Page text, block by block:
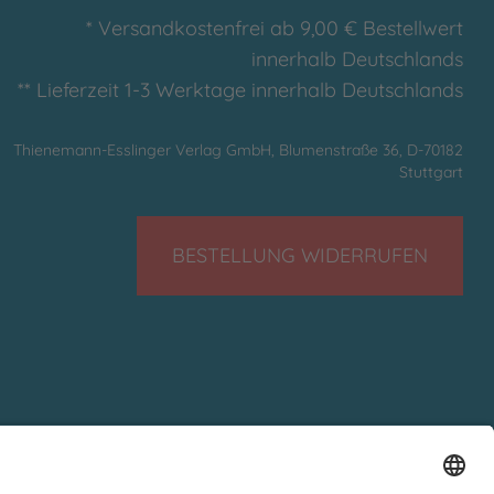
* Versandkostenfrei ab 9,00 € Bestellwert
innerhalb Deutschlands
** Lieferzeit 1-3 Werktage innerhalb Deutschlands
Thienemann-Esslinger Verlag GmbH, Blumenstraße 36, D-70182
Stuttgart
BESTELLUNG WIDERRUFEN